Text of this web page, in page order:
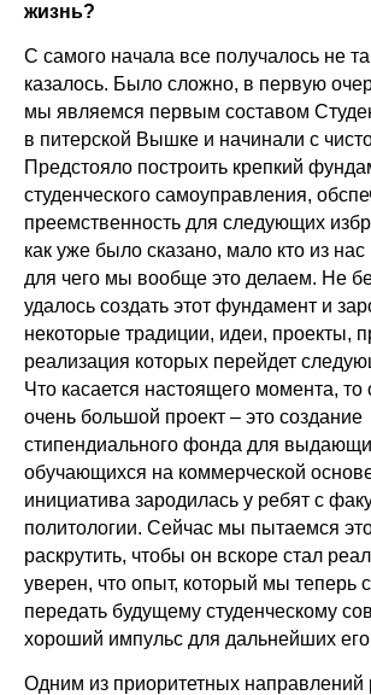
жизнь?
С самого начала все получалось не
казалось. Было сложно, в первую
мы являемся первым составом
в питерской Вышке и начинали с
Предстояло построить крепкий
студенческого самоуправления,
преемственность для следующих
как уже было сказано, мало кто из
для чего мы вообще это делаем. Не
удалось создать этот фундамент и
некоторые традиции, идеи, проекты,
реализация которых перейдет
Что касается настоящего момента, то
очень большой проект – это создание
стипендиального фонда для
обучающихся на коммерческой
инициатива зародилась у ребят с
политологии. Сейчас мы пытаемся
раскрутить, чтобы он вскоре стал
уверен, что опыт, который мы теперь
передать будущему студенческому
хороший импульс для дальнейших его
Одним из приоритетных